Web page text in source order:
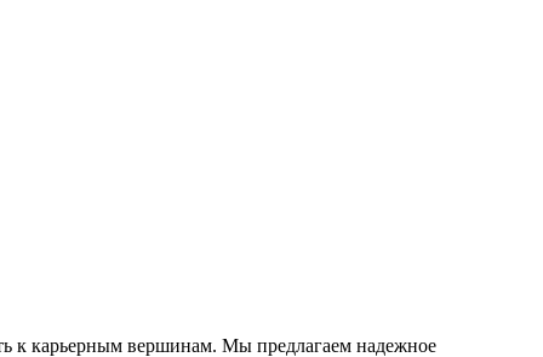
к карьерным вершинам. Мы предлагаем надежное